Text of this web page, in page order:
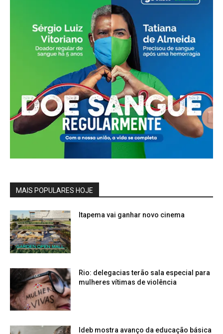
MAIS POPULARES HOJE
Itapema vai ganhar novo cinema
Rio: delegacias terão sala especial para
mulheres vítimas de violência
Ideb mostra avanço da educação básica